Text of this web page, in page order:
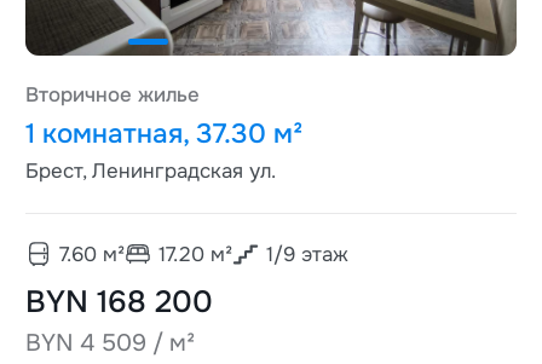
Вторичное жилье
1 комнатная, 37.30 м²
Брест, Ленинградская ул.
7.60м² 17.20м² 1/9этаж
BYN 168 200
BYN 4 509 / м²